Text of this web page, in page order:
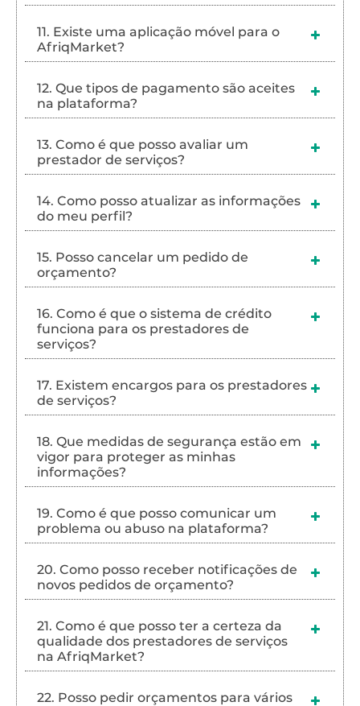
11. Existe uma aplicação móvel para o
AfriqMarket?
12. Que tipos de pagamento são aceites
na plataforma?
13. Como é que posso avaliar um
prestador de serviços?
14. Como posso atualizar as informações
do meu perfil?
15. Posso cancelar um pedido de
orçamento?
16. Como é que o sistema de crédito
funciona para os prestadores de
serviços?
17. Existem encargos para os prestadores
de serviços?
18. Que medidas de segurança estão em
vigor para proteger as minhas
informações?
19. Como é que posso comunicar um
problema ou abuso na plataforma?
20. Como posso receber notificações de
novos pedidos de orçamento?
21. Como é que posso ter a certeza da
qualidade dos prestadores de serviços
na AfriqMarket?
22. Posso pedir orçamentos para vários